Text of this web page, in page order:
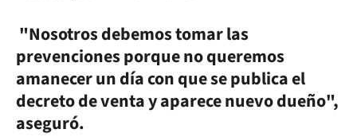
"Nosotros debemos tomar las
prevenciones porque no queremos
amanecer un día con que se publica el
decreto de venta y aparece nuevo dueño",
aseguró.